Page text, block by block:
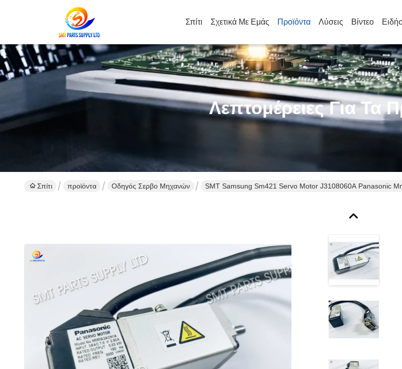
Σπίτι Σχετικά Με Εμάς Προϊόντα Λύσεις Βίντεο
Λεπτομέρειες Για Τα
Σπίτι προϊόντα Οδηγός Σερβο Μηχανών SMT Samsung Sm421 Servo Motor J3108060A Panasonic